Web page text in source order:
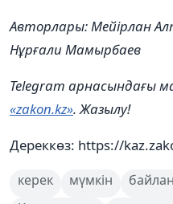
Авторлары: Мейірлан
Нұрғали Мамырбаев
Telegram арнасындағы
«zakon.kz». Жазылу!
Дереккөз: https://
керек мүмкін